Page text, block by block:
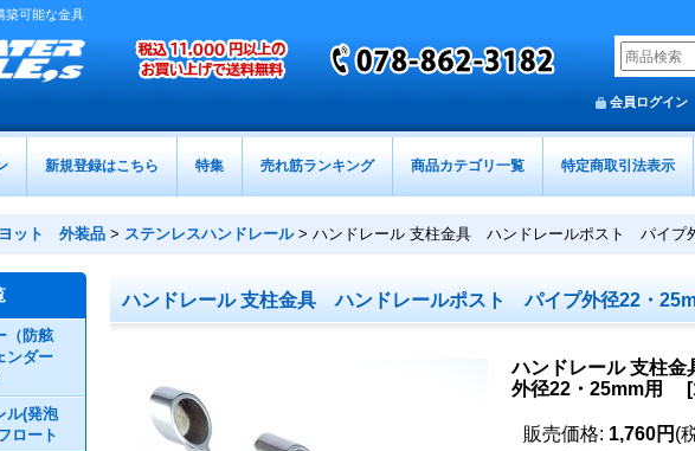
築可能な金具
会員ログイン
新規登録はこちら 特集 売れ筋ランキング 商品カテゴリ一覧 特定商取引法表示
ット 外装品 > ステンレスハンドレール > ハンドレール 支柱金具 ハンドレールポスト パイ
（防舷
ンダー
ル(発泡
ロート
ハンドレール 支柱金具 ハンドレールポスト パイプ外径22・
ハンドレール 支柱
外径22・25mm用
[
販売価格: 1,760円 (